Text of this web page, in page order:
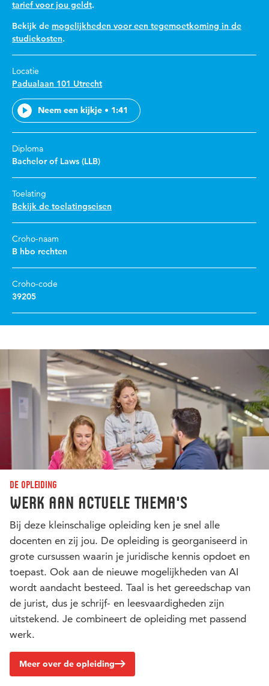
tarief voor jou geldt.
Bekijk de mogelijkheden voor een tegemoetkoming in de
studiekosten.
Locatie
Padualaan 101 Utrecht
Neem een kijkje • 1:41
Diploma
Bachelor of Laws (LLB)
Toelating
Bekijk de toelatingseisen
Croho-naam
B hbo rechten
Croho-code
39205
De opleiding
Werk aan actuele thema's
Bij deze kleinschalige opleiding ken je snel alle
docenten en zij jou. De opleiding is georganiseerd in
grote cursussen waarin je juridische kennis opdoet en
toepast. Ook aan de nieuwe mogelijkheden van AI
wordt aandacht besteed. Taal is het gereedschap van
de jurist, dus je schrijf- en leesvaardigheden zijn
uitstekend. Je combineert de opleiding met passend
werk.
Meer over de opleiding